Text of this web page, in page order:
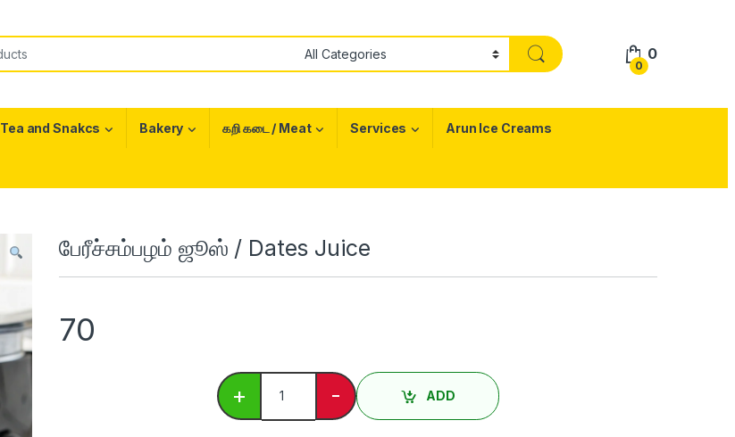
0
0
Tea and Snakcs Bakery கறி கடை / Meat Services Arun Ice Creams
பேரீச்சம்பழம் ஜூஸ் / Dates Juice
70
+
பேரீச்சம்பழம் ஜூஸ் / Dates Juice quantity
- ADD